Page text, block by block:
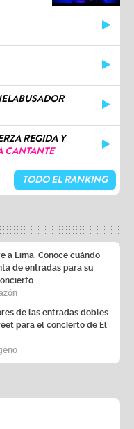
REGIDA Y
CANTANTE
TODO EL RANKING
a Lima: Conoce cuándo
de entradas para su
de las entradas dobles
para el concierto de El